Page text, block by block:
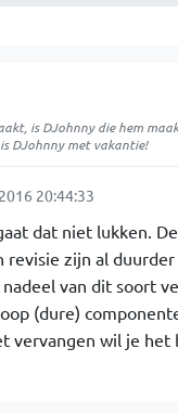
is DJohnny die hem
DJohnny met vakantie!
20:44:33
dat niet lukken.
revisie zijn al
van dit soort
(dure)
vervangen wil je het